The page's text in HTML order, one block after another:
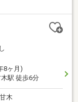
8ヶ月)
駅 徒歩6分
木